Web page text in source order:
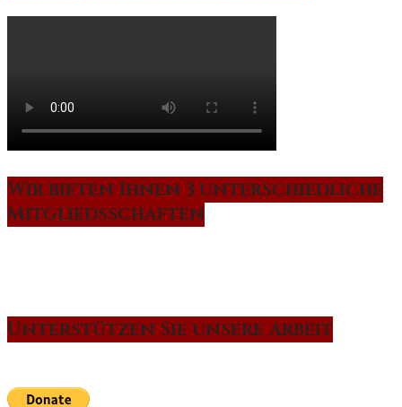
Wir bieten Ihnen 3 unterschiedliche
Mitgliedsschaften
Unterstützen Sie unsere Arbeit